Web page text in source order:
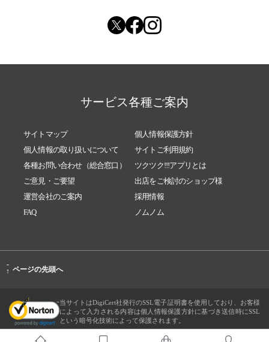
サービス各種ご案内
サイトマップ
個人情報保護方針
個人情報の取り扱いについて
サイトご利用規約
各種お問い合わせ（総合窓口）
ツクツク!!!アプリとは
ご意見・ご要望
出店をご検討のショップ様
運営会社のご案内
採用情報
FAQ
ノムノム
-
↑ ページの先頭へ
当サイトはDigiCert社発行のSSL電子証明書を使用しており、お客様
によって入力される内容は個人情報保護方針に基づき送信時にSSL
という暗号化技術によって保護されます。